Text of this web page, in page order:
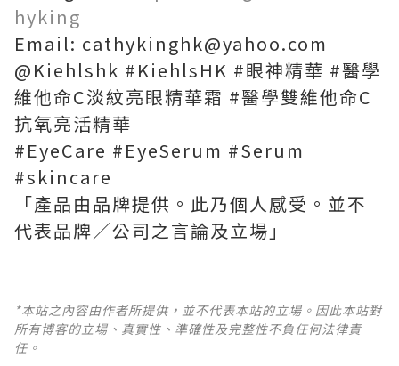
hyking
Email: cathykinghk@yahoo.com
@Kiehlshk #KiehlsHK #眼神精華 #醫學
維他命C淡紋亮眼精華霜 #醫學雙維他命C
抗氧亮活精華
#EyeCare #EyeSerum #Serum
#skincare
「產品由品牌提供。此乃個人感受。並不
代表品牌／公司之言論及立場」
*本站之內容由作者所提供，並不代表本站的立場。因此本站對
所有博客的立場、真實性、準確性及完整性不負任何法律責
任。